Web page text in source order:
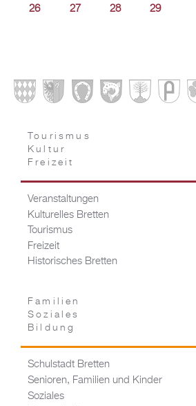
26 27 28 29
Tourismus
Kultur
Freizeit
Veranstaltungen
Kulturelles Bretten
Tourismus
Freizeit
Historisches Bretten
Familien
Soziales
Bildung
Schulstadt Bretten
Senioren, Familien und Kinder
Soziales